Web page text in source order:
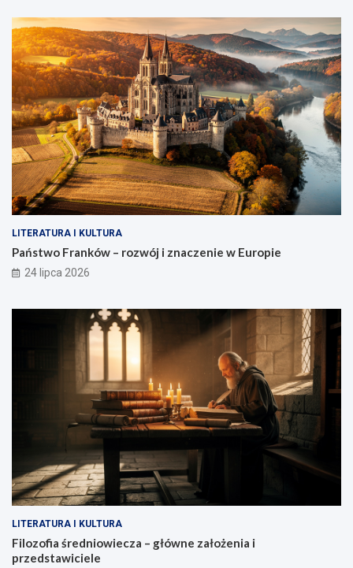
LITERATURA I KULTURA
Państwo Franków – rozwój i znaczenie w Europie
24 lipca 2026
LITERATURA I KULTURA
Filozofia średniowiecza – główne założenia i
przedstawiciele